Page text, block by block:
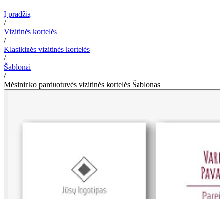
Į pradžią
/
Vizitinės kortelės
/
Klasikinės vizitinės kortelės
/
Šablonai
/
Mėsininko parduotuvės vizitinės kortelės Šablonas